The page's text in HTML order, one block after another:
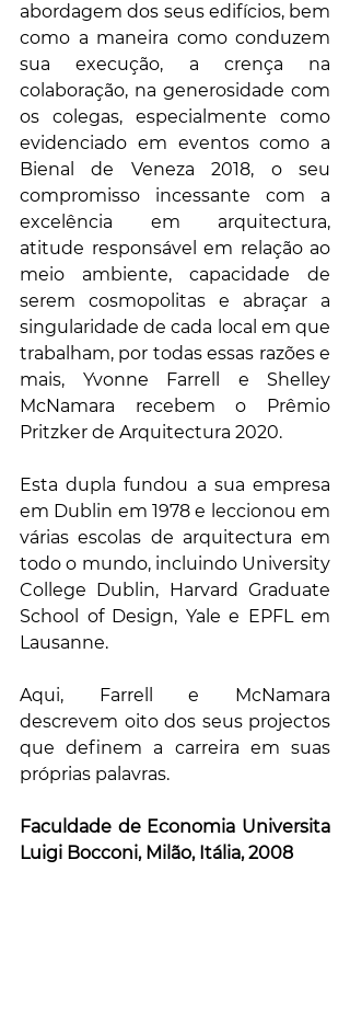
abordagem dos seus edifícios, bem
como a maneira como conduzem
sua execução, a crença na
colaboração, na generosidade com
os colegas, especialmente como
evidenciado em eventos como a
Bienal de Veneza 2018, o seu
compromisso incessante com a
excelência em arquitectura,
atitude responsável em relação ao
meio ambiente, capacidade de
serem cosmopolitas e abraçar a
singularidade de cada local em que
trabalham, por todas essas razões e
mais, Yvonne Farrell e Shelley
McNamara recebem o Prêmio
Pritzker de Arquitectura 2020.
Esta dupla fundou a sua empresa
em Dublin em 1978 e leccionou em
várias escolas de arquitectura em
todo o mundo, incluindo University
College Dublin, Harvard Graduate
School of Design, Yale e EPFL em
Lausanne.
Aqui, Farrell e McNamara
descrevem oito dos seus projectos
que definem a carreira em suas
próprias palavras.
Faculdade de Economia Universita
Luigi Bocconi, Milão, Itália, 2008